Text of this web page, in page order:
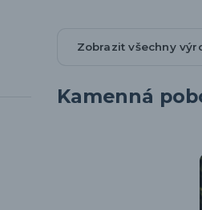
Zobrazit všechny
Kamenná